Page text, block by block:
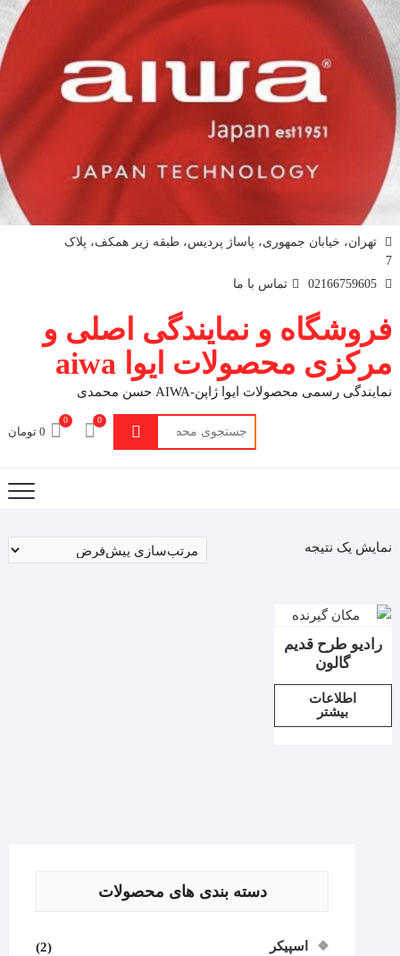
تهران، خیابان جمهوری، پاساژ پردیس، طبقه زیر همکف، پلاک
7
تماس با ما
فروشگاه و نمایندگی اصلی و
مرکزی محصولات ایوا aiwa
نمایندگی رسمی محصولات ایوا ژاپن-AIWA حسن محمدی
جستجو
برای:
0
0 تومان
0
نمایش یک نتیجه
رادیو طرح قدیم
گالون
اطلاعات
بیشتر
دسته بندی های محصولات
اسپیکر (2)